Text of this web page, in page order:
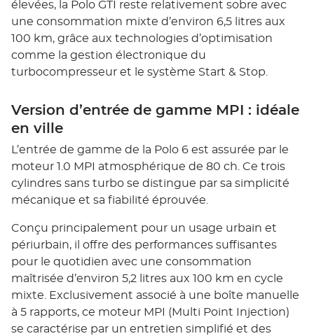
élevées, la Polo GTI reste relativement sobre avec
une consommation mixte d’environ 6,5 litres aux
100 km, grâce aux technologies d’optimisation
comme la gestion électronique du
turbocompresseur et le système Start & Stop.
Version d’entrée de gamme MPI : idéale
en ville
L’entrée de gamme de la Polo 6 est assurée par le
moteur 1.0 MPI atmosphérique de 80 ch. Ce trois
cylindres sans turbo se distingue par sa simplicité
mécanique et sa fiabilité éprouvée.
Conçu principalement pour un usage urbain et
périurbain, il offre des performances suffisantes
pour le quotidien avec une consommation
maîtrisée d’environ 5,2 litres aux 100 km en cycle
mixte. Exclusivement associé à une boîte manuelle
à 5 rapports, ce moteur MPI (Multi Point Injection)
se caractérise par un entretien simplifié et des